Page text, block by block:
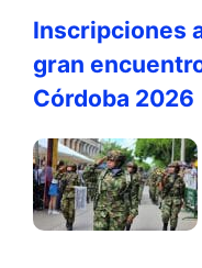
Inscripciones
gran
Córdoba 2026